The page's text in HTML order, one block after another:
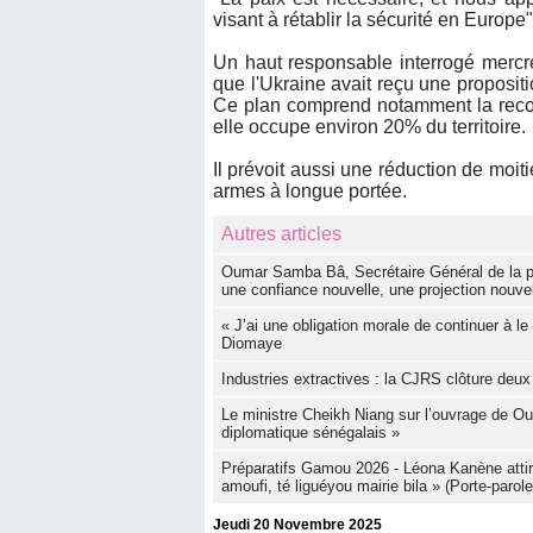
visant à rétablir la sécurité en
Un haut responsable interrogé
que l'Ukraine avait reçu une
Ce plan comprend notamment la
elle occupe environ 20% du territoire.
Il prévoit aussi une réduction de
armes à longue portée.
Autres articles
Oumar Samba Bâ, Secrétaire Général de la
une confiance nouvelle, une projection
« J’ai une obligation morale de continuer à
Diomaye
Industries extractives : la CJRS clôture
Le ministre Cheikh Niang sur l’ouvrage de
diplomatique sénégalais »
Préparatifs Gamou 2026 - Léona Kanène
amoufi, té liguéyou mairie bila » (Porte-
Jeudi 20 Novembre 2025